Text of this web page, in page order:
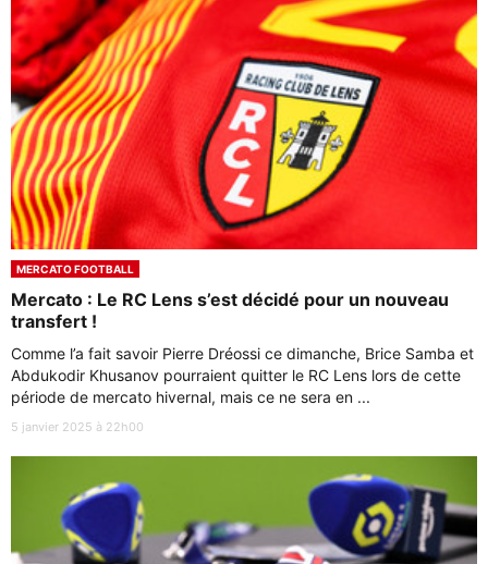
MERCATO FOOTBALL
Mercato : Le RC Lens s’est décidé pour un nouveau
transfert !
Comme l’a fait savoir Pierre Dréossi ce dimanche, Brice Samba et
Abdukodir Khusanov pourraient quitter le RC Lens lors de cette
période de mercato hivernal, mais ce ne sera en ...
5 janvier 2025 à 22h00